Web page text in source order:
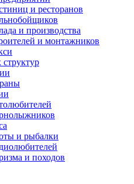
и ресторанов
и производства
и монтажников
и рыбалки
и походов